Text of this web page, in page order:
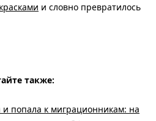
и словно превратилось
также:
и попала к миграционникам: на